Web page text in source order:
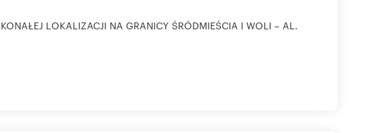
LOKALIZACJI NA GRANICY ŚRÓDMIEŚCIA I WOLI – AL.